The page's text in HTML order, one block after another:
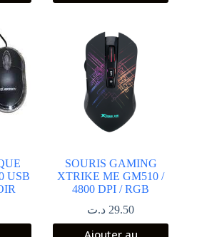
USB
SOURIS GAMING
XTRIKE ME GM510 /
4800 DPI / RGB
29.50 د.ت
Ajouter au